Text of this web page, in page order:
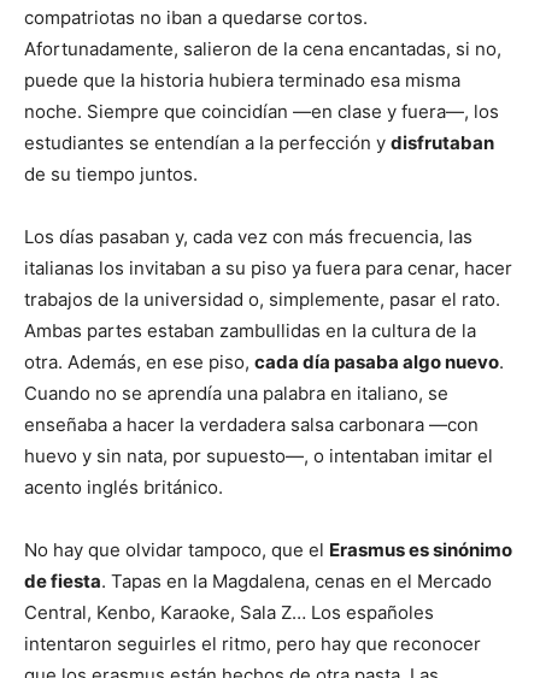
compatriotas no iban a quedarse cortos.
Afortunadamente, salieron de la cena encantadas, si no,
puede que la historia hubiera terminado esa misma
noche. Siempre que coincidían —en clase y fuera—, los
estudiantes se entendían a la perfección y disfrutaban
de su tiempo juntos.
Los días pasaban y, cada vez con más frecuencia, las
italianas los invitaban a su piso ya fuera para cenar, hacer
trabajos de la universidad o, simplemente, pasar el rato.
Ambas partes estaban zambullidas en la cultura de la
otra. Además, en ese piso, cada día pasaba algo nuevo.
Cuando no se aprendía una palabra en italiano, se
enseñaba a hacer la verdadera salsa carbonara —con
huevo y sin nata, por supuesto—, o intentaban imitar el
acento inglés británico.
No hay que olvidar tampoco, que el Erasmus es sinónimo
de fiesta. Tapas en la Magdalena, cenas en el Mercado
Central, Kenbo, Karaoke, Sala Z… Los españoles
intentaron seguirles el ritmo, pero hay que reconocer